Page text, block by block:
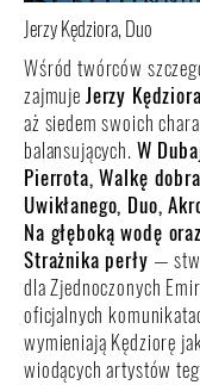
Jerzy Kędziora, Duo
Wśród twórców
zajmuje Jerzy Kędziora
aż siedem swoich
balansujących. W
Pierrota, Walkę
Uwikłanego, Duo,
Na głęboką wodę
Strażnika perły —
dla Zjednoczonych
oficjalnych
wymieniają Kędziorę
wiodących artystów